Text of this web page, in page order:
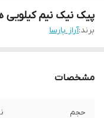
پیک نیک نیم کیلویی
برند:آراز پارسا
مشخصات
حجم